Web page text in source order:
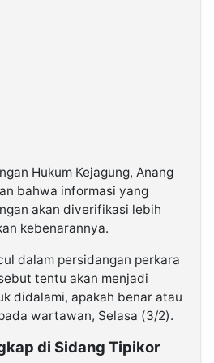
Hukum Kejagung, Anang
bahwa informasi yang
akan diverifikasi lebih
kebenarannya.
dalam persidangan perkara
tentu akan menjadi
didalami, apakah benar atau
wartawan, Selasa (3/2).
di Sidang Tipikor